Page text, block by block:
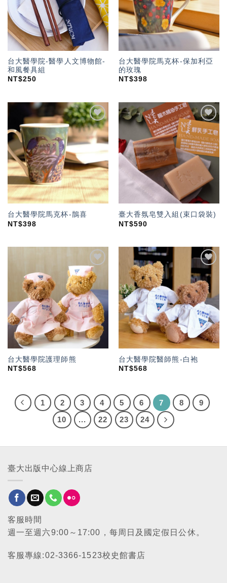
台大醫學院-醫學人文博物館-
和風餐具組
NT$250
台大醫學院馬克杯-保加利亞
的玫瑰
NT$398
加入
「願
望輕
單」
台大醫學院馬克杯-鵲喜
NT$398
加入
「願
望輕
單」
臺大香氛皂雙入組(束口袋裝)
NT$590
加入
「願
望輕
單」
台大醫學院護理師熊
NT$568
加入
「願
望輕
單」
台大醫學院醫師熊-白袍
NT$568
1 2 3 4 5 6 7 8
9
10
... 22 23 24
臺大出版中心線上商店
客服時間
週一至週六9:00～17:00，每周日及國定假日公休。
客服專線:02-3366-1523校史館書店